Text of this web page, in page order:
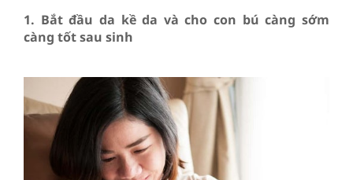
1. Bắt đầu da kề da và cho con bú càng sớm
càng tốt sau sinh